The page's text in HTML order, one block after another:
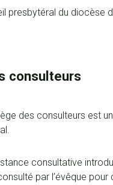
presbytéral du diocèse
consulteurs
des consulteurs est
consultative
par l’évêque